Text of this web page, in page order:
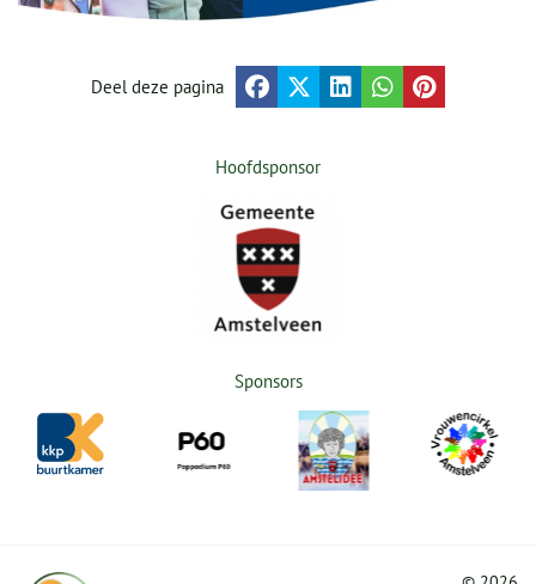
Deel deze pagina
Hoofdsponsor
Sponsors